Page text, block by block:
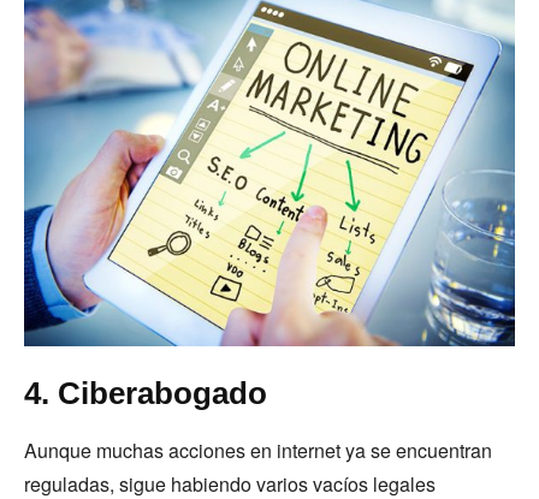
4. Ciberabogado
Aunque muchas acciones en internet ya se encuentran
reguladas, sigue habiendo varios vacíos legales